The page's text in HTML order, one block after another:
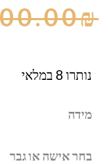
₪
נותרו 8 במלאי
מידה
בחר אישה או גבר